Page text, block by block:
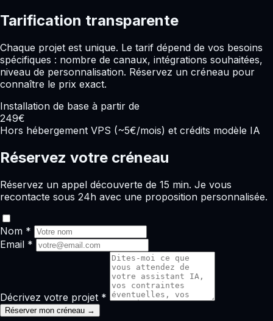
Tarification transparente
Chaque projet est unique. Le tarif dépend de vos besoins
spécifiques : nombre de canaux, intégrations souhaitées,
niveau de personnalisation. Réservez un créneau pour
connaître le prix exact.
Installation de base à partir de
249€
Hors hébergement VPS (~5€/mois) et crédits modèle IA
Réservez votre créneau
Réservez un appel découverte de 15 min. Je vous
recontacte sous 24h avec une proposition personnalisée.
Nom *
Email *
Décrivez votre projet *
Réserver mon créneau →